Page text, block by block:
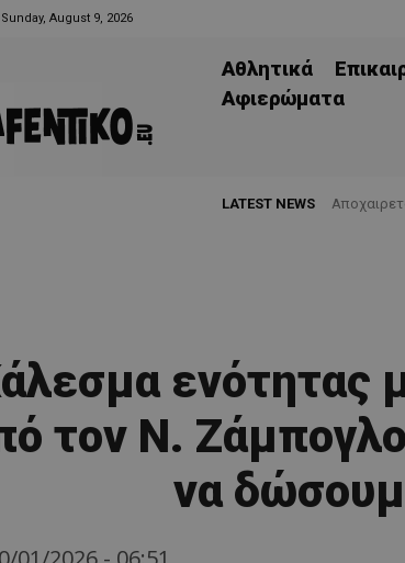
Sunday, August 9, 2026
Αθλητικά
Aφιερώματα
LATEST NEWS
ενότητας
τον Ν.
να